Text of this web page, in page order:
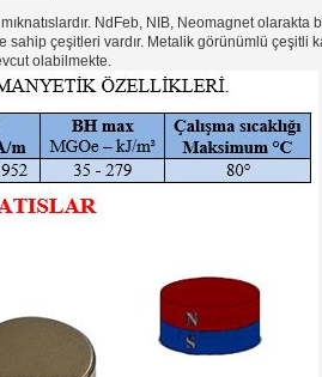
NdFeb, NIB, Neomagnet olarakta
sahip çeşitleri vardır. Metalik görünümlü
olabilmekte.